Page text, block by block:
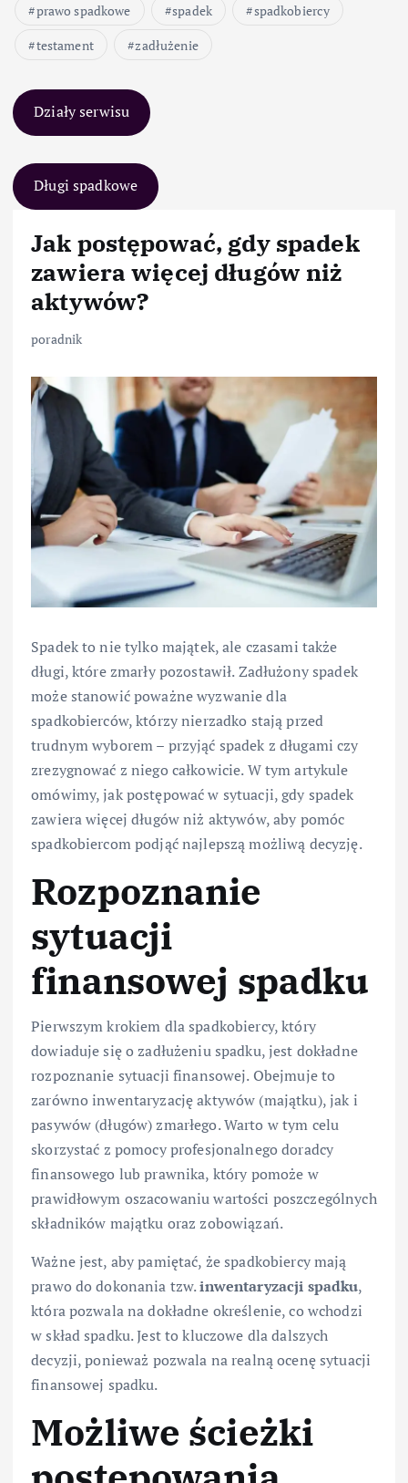
prawo spadkowe
spadek
spadkobiercy
testament
zadłużenie
Działy serwisu
Długi spadkowe
Jak postępować, gdy spadek
zawiera więcej długów niż
aktywów?
poradnik
Spadek to nie tylko majątek, ale czasami także
długi, które zmarły pozostawił. Zadłużony spadek
może stanowić poważne wyzwanie dla
spadkobierców, którzy nierzadko stają przed
trudnym wyborem – przyjąć spadek z długami czy
zrezygnować z niego całkowicie. W tym artykule
omówimy, jak postępować w sytuacji, gdy spadek
zawiera więcej długów niż aktywów, aby pomóc
spadkobiercom podjąć najlepszą możliwą decyzję.
Rozpoznanie
sytuacji
finansowej spadku
Pierwszym krokiem dla spadkobiercy, który
dowiaduje się o zadłużeniu spadku, jest dokładne
rozpoznanie sytuacji finansowej. Obejmuje to
zarówno inwentaryzację aktywów (majątku), jak i
pasywów (długów) zmarłego. Warto w tym celu
skorzystać z pomocy profesjonalnego doradcy
finansowego lub prawnika, który pomoże w
prawidłowym oszacowaniu wartości poszczególnych
składników majątku oraz zobowiązań.
Ważne jest, aby pamiętać, że spadkobiercy mają
prawo do dokonania tzw.inwentaryzacji spadku,
która pozwala na dokładne określenie, co wchodzi
w skład spadku. Jest to kluczowe dla dalszych
decyzji, ponieważ pozwala na realną ocenę sytuacji
finansowej spadku.
Możliwe ścieżki